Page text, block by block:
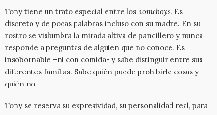
Tony tiene un trato especial entre los homeboys. Es
discreto y de pocas palabras incluso con su madre. En su
rostro se vislumbra la mirada altiva de pandillero y nunca
responde a preguntas de alguien que no conoce. Es
insobornable –ni con comida- y sabe distinguir entre sus
diferentes familias. Sabe quién puede prohibirle cosas y
quién no.
Tony se reserva su expresividad, su personalidad real, para